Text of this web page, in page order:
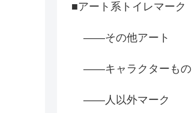
■アート系トイレマーク
――その他アート
――キャラクターもの
――人以外マーク